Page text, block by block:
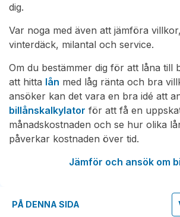
dig.
Var noga med även att jämföra
vinterdäck, milantal och service.
Om du bestämmer dig för att låna till
att hitta lån med låg ränta och bra
ansöker kan det vara en bra idé att
billånskalkylator för att få en
månadskostnaden och se hur olika
påverkar kostnaden över tid.
Jämför och ansök om
PÅ DENNA SIDA